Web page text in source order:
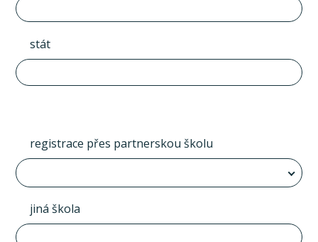
stát
registrace přes partnerskou školu
jiná škola